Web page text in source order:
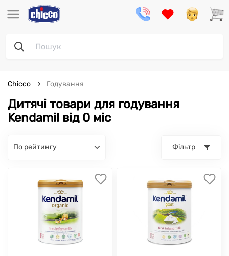
Дитячі товари для годування
Kendamil від 0 міс
Chicco Годування
по рейтингу Фільтр